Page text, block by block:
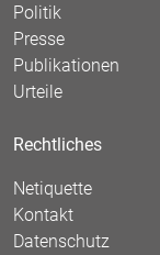
Politik
Presse
Publikationen
Urteile
Rechtliches
Netiquette
Kontakt
Datenschutz